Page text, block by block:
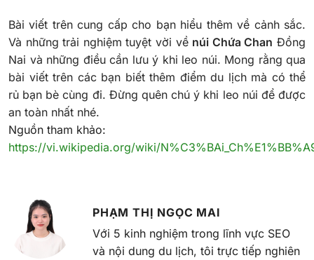
Bài viết trên cung cấp cho bạn hiểu thêm về cảnh sắc.
Và những trải nghiệm tuyệt vời về núi Chứa Chan Đồng
Nai và những điều cần lưu ý khi leo núi. Mong rằng qua
bài viết trên các bạn biết thêm điểm du lịch mà có thể
rủ bạn bè cùng đi. Đừng quên chú ý khi leo núi để được
an toàn nhất nhé.
Nguồn tham khảo:
https://vi.wikipedia.org/wiki/
PHẠM THỊ NGỌC MAI
Với 5 kinh nghiệm trong lĩnh vực SEO
và nội dung du lịch, tôi trực tiếp nghiên